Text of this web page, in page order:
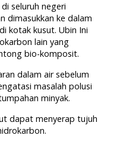
seluruh negeri
dimasukkan ke dalam
kotak kusut. Ubin Ini
lain yang
bio-komposit.
dalam air sebelum
masalah polusi
minyak.
dapat menyerap tujuh